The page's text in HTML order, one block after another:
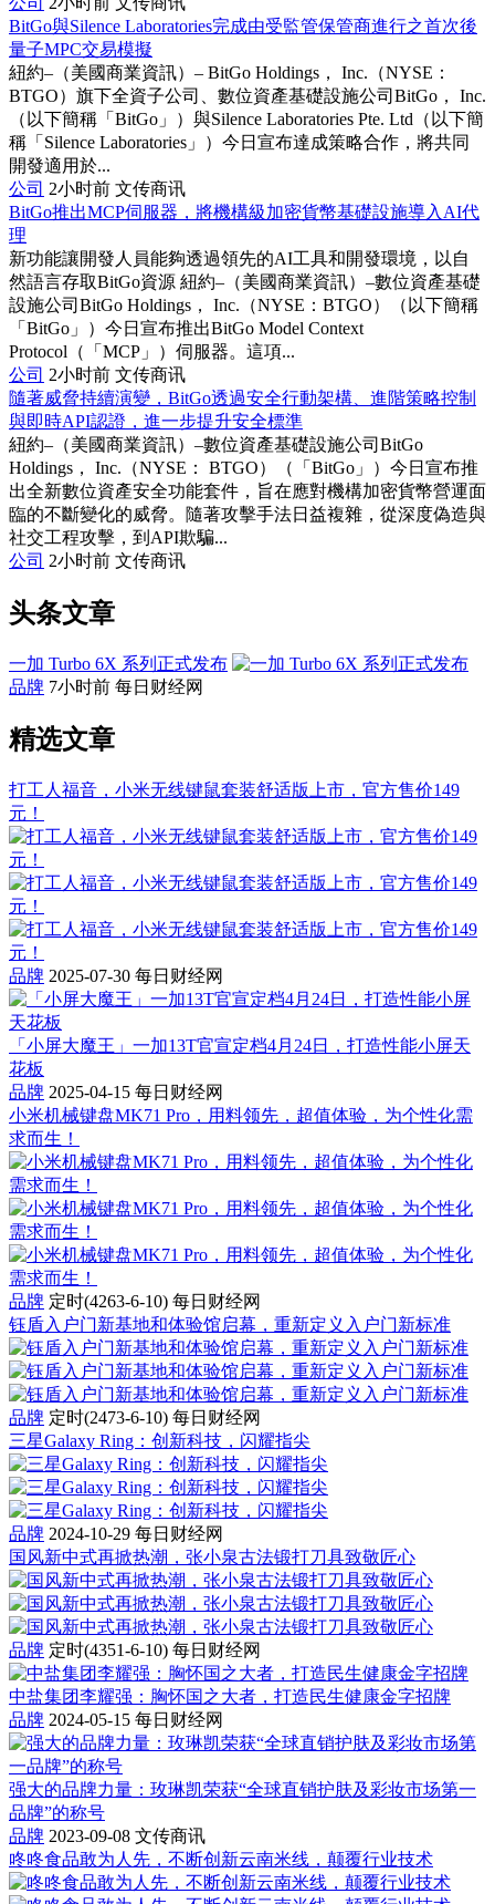
BitGo與Silence Laboratories完成由受監管保管商進行之首次後
量子MPC交易模擬
紐約–（美國商業資訊）– BitGo Holdings， Inc.（NYSE：
BTGO）旗下全資子公司、數位資產基礎設施公司BitGo， Inc.
（以下簡稱「BitGo」）與Silence Laboratories Pte. Ltd（以下簡
稱「Silence Laboratories」）今日宣布達成策略合作，將共同
開發適用於...
公司 2小时前 文传商讯
BitGo推出MCP伺服器，將機構級加密貨幣基礎設施導入AI代
理
新功能讓開發人員能夠透過領先的AI工具和開發環境，以自
然語言存取BitGo資源 紐約–（美國商業資訊）–數位資產基礎
設施公司BitGo Holdings， Inc.（NYSE：BTGO）（以下簡稱
「BitGo」）今日宣布推出BitGo Model Context
Protocol（「MCP」）伺服器。這項...
公司 2小时前 文传商讯
隨著威脅持續演變，BitGo透過安全行動架構、進階策略控制
與即時API認證，進一步提升安全標準
紐約–（美國商業資訊）–數位資產基礎設施公司BitGo
Holdings， Inc.（NYSE： BTGO）（「BitGo」）今日宣布推
出全新數位資產安全功能套件，旨在應對機構加密貨幣營運面
臨的不斷變化的威脅。隨著攻擊手法日益複雜，從深度偽造與
社交工程攻擊，到API欺騙...
公司 2小时前 文传商讯
头条文章
一加 Turbo 6X 系列正式发布
品牌 7小时前 每日财经网
精选文章
打工人福音，小米无线键鼠套装舒适版上市，官方售价149
元！
品牌 2025-07-30 每日财经网
「小屏大魔王」一加13T官宣定档4月24日，打造性能小屏天
花板
品牌 2025-04-15 每日财经网
小米机械键盘MK71 Pro，用料领先，超值体验，为个性化需
求而生！
品牌 定时(4263-6-10) 每日财经网
钰盾入户门新基地和体验馆启幕，重新定义入户门新标准
品牌 定时(2473-6-10) 每日财经网
三星Galaxy Ring：创新科技，闪耀指尖
品牌 2024-10-29 每日财经网
国风新中式再掀热潮，张小泉古法锻打刀具致敬匠心
品牌 定时(4351-6-10) 每日财经网
中盐集团李耀强：胸怀国之大者，打造民生健康金字招牌
品牌 2024-05-15 每日财经网
强大的品牌力量：玫琳凯荣获“全球直销护肤及彩妆市场第一
品牌”的称号
品牌 2023-09-08 文传商讯
咚咚食品敢为人先，不断创新云南米线，颠覆行业技术